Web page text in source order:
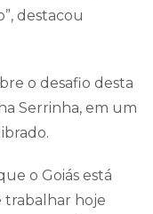
destacou
o desafio desta
Serrinha, em um
o Goiás está
trabalhar hoje